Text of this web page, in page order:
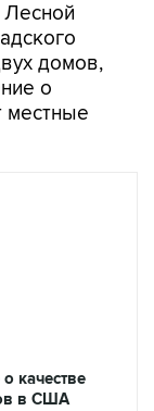
Лесной
домов,
о
местные
качестве
в США